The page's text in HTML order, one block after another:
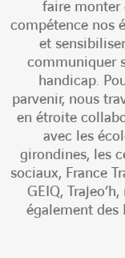
faire monter
compétence nos
et
communiquer
handicap.
parvenir, nous
en étroite
avec les
girondines, les
sociaux, France
GEIQ,
également des